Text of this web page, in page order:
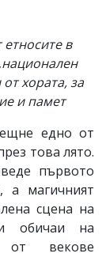
в
хората, за
и памет
едно от
това лято.
първото
а магичният
сцена на
обичаи на
от векове